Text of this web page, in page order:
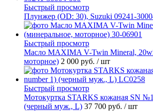
Быстрый просмотр
Плунжер (OD: 30), Suzuki 09241-
Быстрый просмотр
Масло MAXIMA V-Twin Mineral,
моторное) 2 000 руб. / шт
Быстрый просмотр
Мотокуртка STARKS кожаная SN
(черный муж., L) 37 700 руб. / шт